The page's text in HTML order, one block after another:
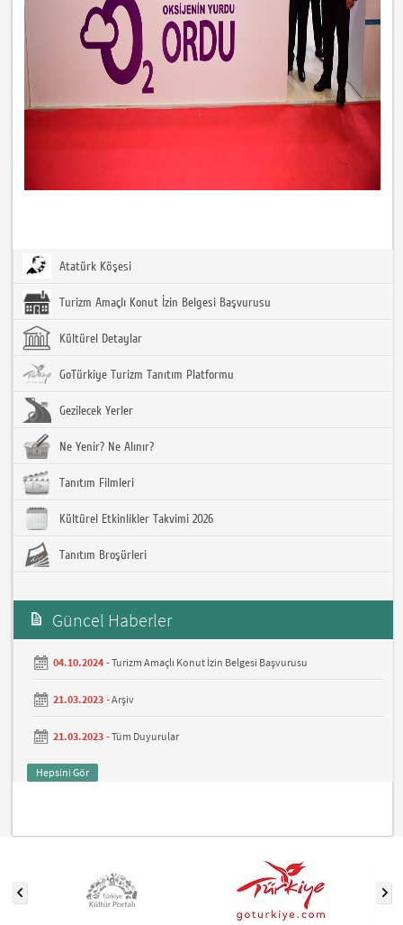
Atatürk Köşesi
Turizm Amaçlı Konut İzin Belgesi Başvurusu
Kültürel Detaylar
GoTürkiye Turizm Tanıtım Platformu
Gezilecek Yerler
Ne Yenir? Ne Alınır?
Tanıtım Filmleri
Kültürel Etkinlikler Takvimi 2026
Tanıtım Broşürleri
Güncel Haberler
04.10.2024 -Turizm Amaçlı Konut İzin Belgesi Başvurusu
21.03.2023 -Arşiv
21.03.2023 -Tüm Duyurular
Hepsini Gör